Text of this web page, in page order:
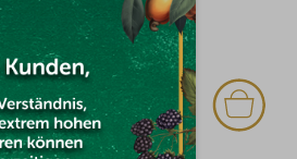
Auf Lager
€27,30